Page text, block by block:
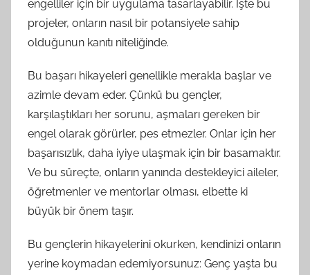
engelliler için bir uygulama tasarlayabilir. İşte bu
projeler, onların nasıl bir potansiyele sahip
olduğunun kanıtı niteliğinde.
Bu başarı hikayeleri genellikle merakla başlar ve
azimle devam eder. Çünkü bu gençler,
karşılaştıkları her sorunu, aşmaları gereken bir
engel olarak görürler, pes etmezler. Onlar için her
başarısızlık, daha iyiye ulaşmak için bir basamaktır.
Ve bu süreçte, onların yanında destekleyici aileler,
öğretmenler ve mentorlar olması, elbette ki
büyük bir önem taşır.
Bu gençlerin hikayelerini okurken, kendinizi onların
yerine koymadan edemiyorsunuz: Genç yaşta bu